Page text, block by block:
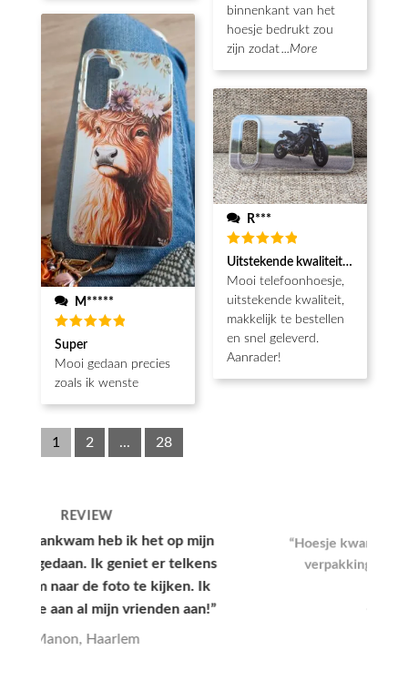
M*****
Waardering
5 uit 5
Super
Mooi gedaan precies
zoals ik wenste
binnenkant van het
hoesje bedrukt zou
zijn zodat...More
R***
Waardering
5 uit 5
Uitstekende kwaliteit, snel
Mooi telefoonhoesje,
uitstekende kwaliteit,
makkelijk te bestellen
en snel geleverd.
Aanrader!
1 2 ... 28
“Hoesje kwam snel aan en had een leuke
verpakking, hele goede kwaliteit en
mooie print.”
Yana, Den Haag